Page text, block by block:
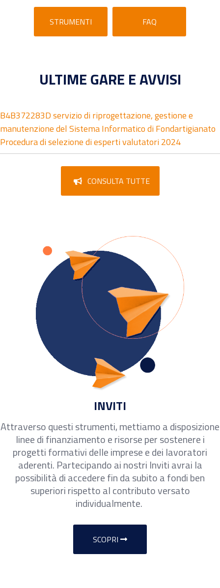
STRUMENTI FAQ
ULTIME GARE E AVVISI
B4B372283D servizio di riprogettazione, gestione e
manutenzione del Sistema Informatico di Fondartigianato
Procedura di selezione di esperti valutatori 2024
CONSULTA TUTTE
INVITI
Attraverso questi strumenti, mettiamo a disposizione
linee di finanziamento e risorse per sostenere i
progetti formativi delle imprese e dei lavoratori
aderenti. Partecipando ai nostri Inviti avrai la
possibilità di accedere fin da subito a fondi ben
superiori rispetto al contributo versato
individualmente.
SCOPRI